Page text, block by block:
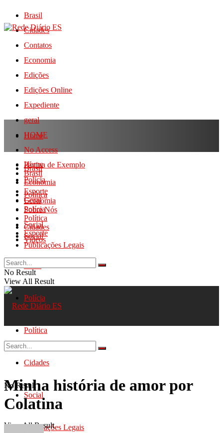
Brasil
Cidades
Contatos
Economia
Edições
Edições Online
Expediente
geral
HOME
No Access
Página de Exemplo
Polícia
Política
Sobre Nós
Social
Videos
Home
Brasil
Economia
Esporte
Geral
Polícia
Política
Cidades
Social
Publicações Legais
Home
Brasil
Economia
Esporte
Geral
Polícia
Política
Cidades
Social
Publicações Legais
No Result
View All Result
No Result
View All Result
Minha história de amor por
Colatina